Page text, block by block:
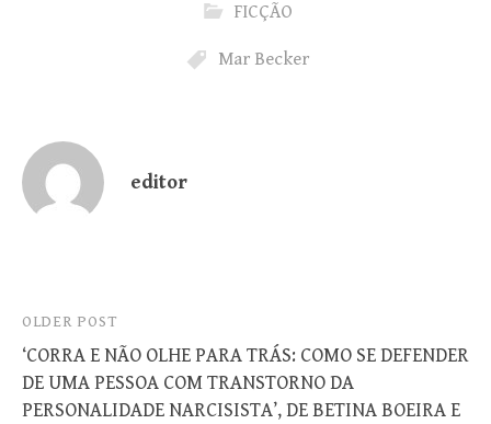
FICÇÃO
Mar Becker
editor
Post
navigation
OLDER POST
‘CORRA E NÃO OLHE PARA TRÁS: COMO SE DEFENDER
DE UMA PESSOA COM TRANSTORNO DA
PERSONALIDADE NARCISISTA’, DE BETINA BOEIRA E